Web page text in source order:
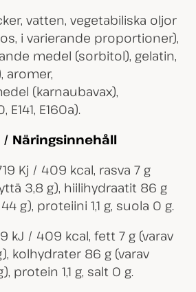
vatten, vegetabiliska oljor
i varierande proportioner),
medel (sorbitol), gelatin,
aromer,
(karnaubavax),
E160a).
Näringsinnehåll
Kj / 409 kcal, rasva 7 g
3,8 g), hiilihydraatit 86 g
g), proteiini 1,1 g, suola 0 g.
kJ / 409 kcal, fett 7 g (varav
kolhydrater 86 g (varav
protein 1,1 g, salt 0 g.